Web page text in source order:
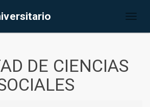
DE CIENCIAS